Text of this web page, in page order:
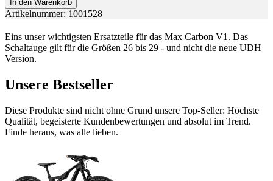
In den Warenkorb
Artikelnummer: 1001528
Eins unser wichtigsten Ersatzteile für das Max Carbon V1. Das
Schaltauge gilt für die Größen 26 bis 29 - und nicht die neue UDH
Version.
Unsere Bestseller
Diese Produkte sind nicht ohne Grund unsere Top-Seller: Höchste
Qualität, begeisterte Kundenbewertungen und absolut im Trend.
Finde heraus, was alle lieben.